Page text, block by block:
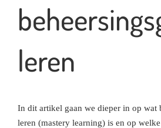
leren
In dit artikel gaan we dieper in op wat
leren (mastery learning) is en op